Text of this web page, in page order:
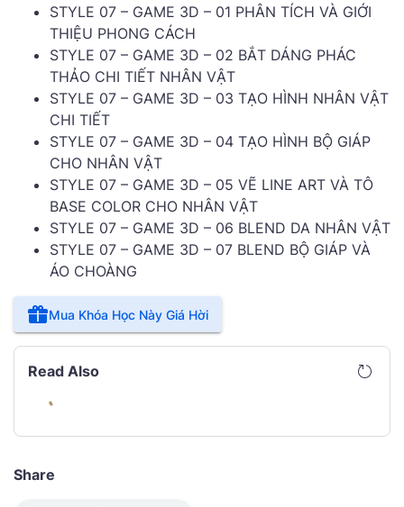
STYLE 07 – GAME 3D – 01 PHÂN TÍCH VÀ GIỚI
THIỆU PHONG CÁCH
STYLE 07 – GAME 3D – 02 BẮT DÁNG PHÁC
THẢO CHI TIẾT NHÂN VẬT
STYLE 07 – GAME 3D – 03 TẠO HÌNH NHÂN VẬT
CHI TIẾT
STYLE 07 – GAME 3D – 04 TẠO HÌNH BỘ GIÁP
CHO NHÂN VẬT
STYLE 07 – GAME 3D – 05 VẼ LINE ART VÀ TÔ
BASE COLOR CHO NHÂN VẬT
STYLE 07 – GAME 3D – 06 BLEND DA NHÂN VẬT
STYLE 07 – GAME 3D – 07 BLEND BỘ GIÁP VÀ
ÁO CHOÀNG
Mua Khóa Học Này Giá Hời
Read Also
Share